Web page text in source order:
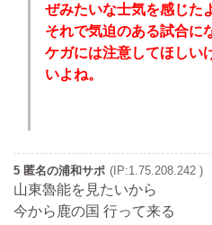
ぜみたいな士気を感じた
それで気迫のある試合に
ケガには注意してほしい
いよね。
5 匿名の浦和サポ (IP:1.75.208.242 )
山東魯能を見たいから
今から鹿の国 行って来る